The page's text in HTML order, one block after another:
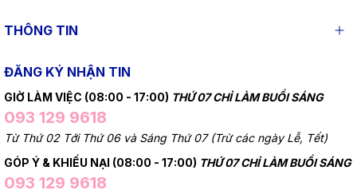
THÔNG TIN
ĐĂNG KÝ NHẬN TIN
GIỜ LÀM VIỆC (08:00 - 17:00) THỨ 07 CHỈ LÀM BUỔI SÁNG
093 129 9618
Từ Thứ 02 Tới Thứ 06 và Sáng Thứ 07 (Trừ các ngày Lễ, Tết)
GÓP Ý & KHIẾU NẠI (08:00 - 17:00) THỨ 07 CHỈ LÀM BUỔI SÁNG
093 129 9618